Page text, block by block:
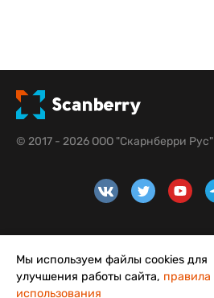
© 2017 - 2026 ООО "Скарнберри Рус"
48
Мы используем файлы cookies для
улучшения работы сайта, правила
использования